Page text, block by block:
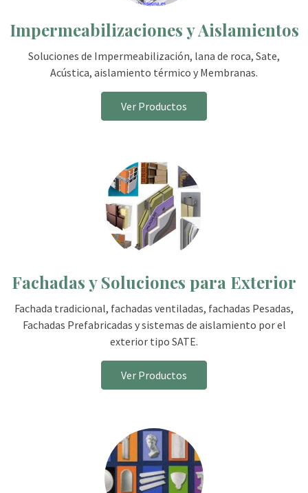
Impermeabilizaciones y Aislamientos
Soluciones de Impermeabilización, lana de roca, Sate,
Acústica, aislamiento térmico y Membranas.
Ver Productos
Fachadas y Soluciones para Exterior
Fachada tradicional, fachadas ventiladas, fachadas Pesadas,
Fachadas Prefabricadas y sistemas de aislamiento por el
exterior tipo SATE.
Ver Productos